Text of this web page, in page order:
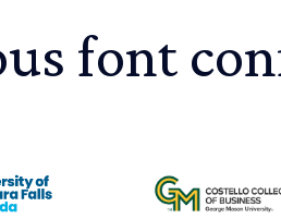
font